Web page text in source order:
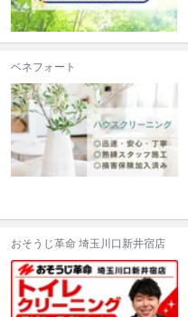
ベネフォート
おそうじ革命 埼玉川口新井宿店